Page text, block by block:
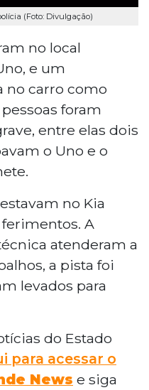
(Foto: Divulgação)
no local
e um
no carro como
foram
entre elas dois
o Uno e o
no Kia
A
atenderam a
a pista foi
levados para
do Estado
para acessar o
News e siga